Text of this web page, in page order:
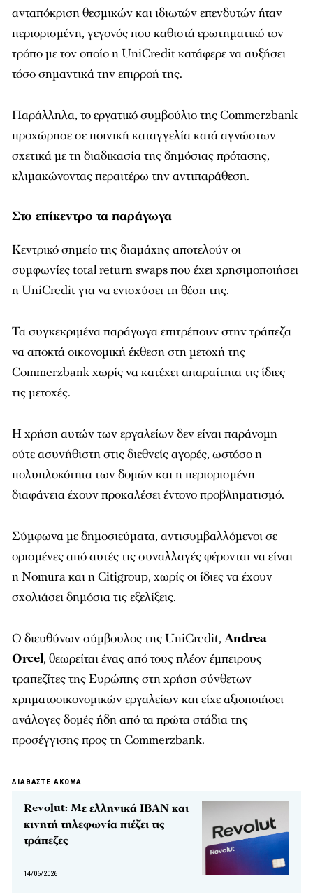
ανταπόκριση θεσμικών και ιδιωτών επενδυτών ήταν
περιορισμένη, γεγονός που καθιστά ερωτηματικό τον
τρόπο με τον οποίο η UniCredit κατάφερε να αυξήσει
τόσο σημαντικά την επιρροή της.
Παράλληλα, το εργατικό συμβούλιο της Commerzbank
προχώρησε σε ποινική καταγγελία κατά αγνώστων
σχετικά με τη διαδικασία της δημόσιας πρότασης,
κλιμακώνοντας περαιτέρω την αντιπαράθεση.
Στο επίκεντρο τα παράγωγα
Κεντρικό σημείο της διαμάχης αποτελούν οι
συμφωνίες total return swaps που έχει χρησιμοποιήσει
η UniCredit για να ενισχύσει τη θέση της.
Τα συγκεκριμένα παράγωγα επιτρέπουν στην τράπεζα
να αποκτά οικονομική έκθεση στη μετοχή της
Commerzbank χωρίς να κατέχει απαραίτητα τις ίδιες
τις μετοχές.
Η χρήση αυτών των εργαλείων δεν είναι παράνομη
ούτε ασυνήθιστη στις διεθνείς αγορές, ωστόσο η
πολυπλοκότητα των δομών και η περιορισμένη
διαφάνεια έχουν προκαλέσει έντονο προβληματισμό.
Σύμφωνα με δημοσιεύματα, αντισυμβαλλόμενοι σε
ορισμένες από αυτές τις συναλλαγές φέρονται να είναι
ηNomura και ηCitigroup, χωρίς οι ίδιες να έχουν
σχολιάσει δημόσια τις εξελίξεις.
Ο διευθύνων σύμβουλος της UniCredit, Andrea
Orcel, θεωρείται ένας από τους πλέον έμπειρους
τραπεζίτες της Ευρώπης στη χρήση σύνθετων
χρηματοοικονομικών εργαλείων και είχε αξιοποιήσει
ανάλογες δομές ήδη από τα πρώτα στάδια της
προσέγγισης προς τη Commerzbank.
ΔΙΑΒΑΣΤΕ ΑΚΟΜΑ
Revolut: Με ελληνικά IBAN και
κινητή τηλεφωνία πιέζει τις
τράπεζες
14/06/2026